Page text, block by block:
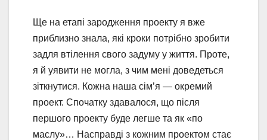
Ще на етапі зародження проекту я вже
приблизно знала, які кроки потрібно зробити
задля втілення свого задуму у життя. Проте,
я й уявити не могла, з чим мені доведеться
зіткнутися. Кожна наша сім’я — окремий
проект. Спочатку здавалося, що після
першого проекту буде легше та як «по
маслу»… Насправді з кожним проектом стає